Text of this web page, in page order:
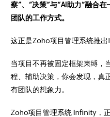
察”、“决策”与“AI助力”融合
团队的工作方式。
这正是Zoho项目管理系统推出
当项目不再被固定框架束缚，
程、辅助决策，你会发现，真
有团队的想象力。
Zoho项目管理系统 Infinity，